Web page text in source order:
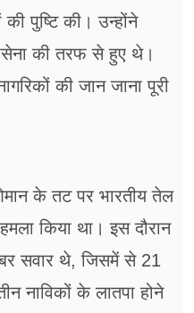
पुष्टि की। उन्होंने
की तरफ से हुए थे।
की जान जाना पूरी
के तट पर भारतीय तेल
किया था। इस दौरान
सवार थे, जिसमें से 21
नाविकों के लातपा होने